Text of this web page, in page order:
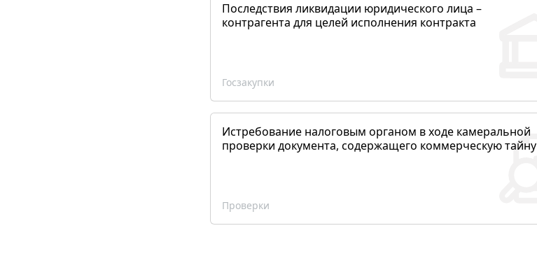
Последствия ликвидации юридического лица –
контрагента для целей исполнения контракта
Госзакупки
Истребование налоговым органом в ходе камеральной
проверки документа, содержащего коммерческую тайну
Проверки